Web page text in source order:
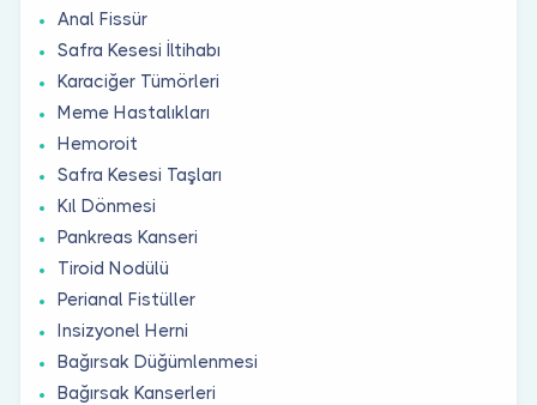
Anal Fissür
Safra Kesesi İltihabı
Karaciğer Tümörleri
Meme Hastalıkları
Hemoroit
Safra Kesesi Taşları
Kıl Dönmesi
Pankreas Kanseri
Tiroid Nodülü
Perianal Fistüller
Insizyonel Herni
Bağırsak Düğümlenmesi
Bağırsak Kanserleri